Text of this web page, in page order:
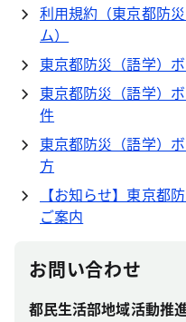
利用規約（東京都防
ム）
東京都防災（語学）
東京都防災（語学）
件
東京都防災（語学）
方
【お知らせ】東京都
ご案内
お問い合わせ
都民生活部地域活動推